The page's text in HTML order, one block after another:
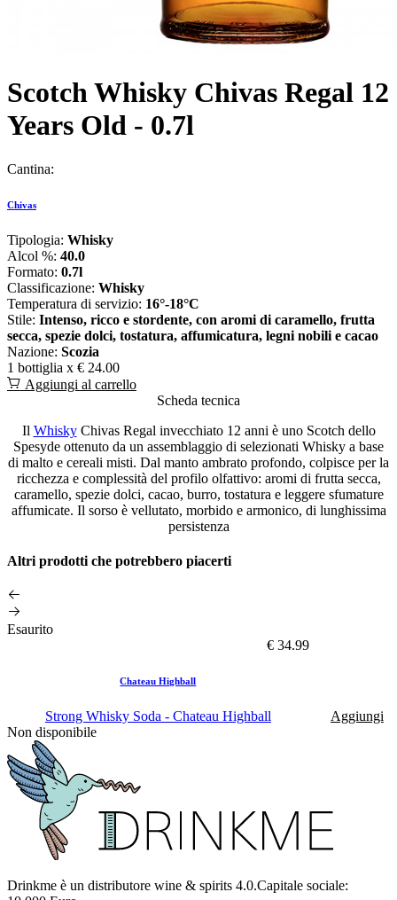
Scotch Whisky Chivas Regal 12
Years Old - 0.7l
Cantina:
Chivas
Tipologia: Whisky
Alcol %: 40.0
Formato: 0.7l
Classificazione: Whisky
Temperatura di servizio: 16°-18°C
Stile: Intenso, ricco e stordente, con aromi di caramello, frutta
secca, spezie dolci, tostatura, affumicatura, legni nobili e cacao
Nazione: Scozia
1 bottiglia x € 24.00
Aggiungi al carrello
Scheda tecnica
Il WhiskyChivas Regal invecchiato 12 anni è uno Scotch dello
Spesyde ottenuto da un assemblaggio di selezionati Whisky a base
di malto e cereali misti. Dal manto ambrato profondo, colpisce per la
ricchezza e complessità del profilo olfattivo: aromi di frutta secca,
caramello, spezie dolci, cacao, burro, tostatura e leggere sfumature
affumicate. Il sorso è vellutato, morbido e armonico, di lunghissima
persistenza
Altri prodotti che potrebbero piacerti
Esaurito
€ 34.99
Chateau Highball
Strong Whisky Soda - Chateau Highball
Non disponibile
Aggiungi
Drinkme è un distributore wine & spirits 4.0.Capitale sociale: